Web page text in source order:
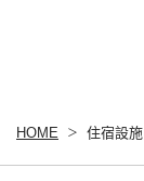
HOME 住宿設施